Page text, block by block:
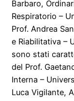
Barbaro,
Respiratorio –
Prof. Andrea
e Riabilitativa –
sono stati
del Prof.
Interna –
Luca Vigilante,